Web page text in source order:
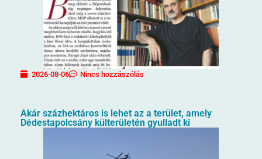
2026-08-06 Nincs hozzászólás
Akár százhektáros is lehet az a terület, amely
Dédestapolcsány külterületén gyulladt ki